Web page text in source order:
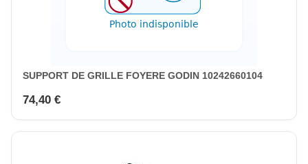
SUPPORT DE GRILLE FOYERE GODIN 10242660104
74,40 €